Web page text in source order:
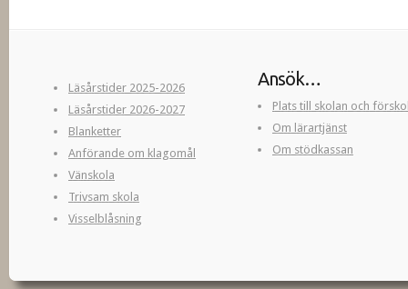
Läsårstider 2025-2026
Läsårstider 2026-2027
Blanketter
Anförande om klagomål
Vänskola
Trivsam skola
Visselblåsning
Ansök…
Plats till skolan och
Om lärartjänst
Om stödkassan